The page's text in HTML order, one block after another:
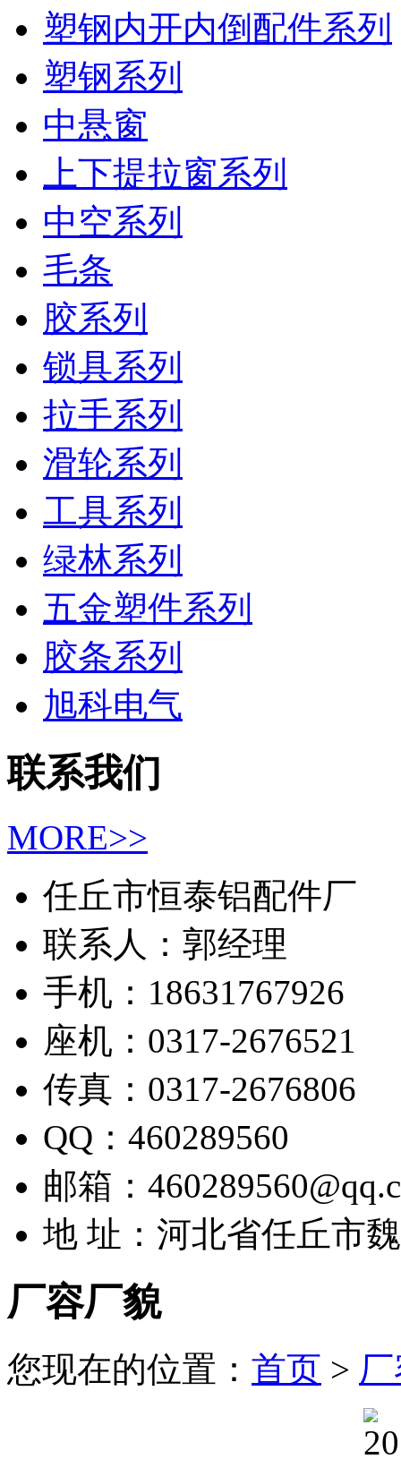
塑钢内开内倒配件系列
塑钢系列
中悬窗
上下提拉窗系列
中空系列
毛条
胶系列
锁具系列
拉手系列
滑轮系列
工具系列
绿林系列
五金塑件系列
胶条系列
旭科电气
联系我们
MORE>>
任丘市恒泰铝配件厂
联系人：郭经理
手机：18631767926
座机：0317-2676521
传真：0317-2676806
QQ：460289560
邮箱：
地 址：河北省任丘市
厂容厂貌
您现在的位置： 首页 >